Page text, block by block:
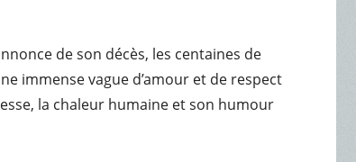
de son décès, les centaines de
immense vague d’amour et de respect
la chaleur humaine et son humour